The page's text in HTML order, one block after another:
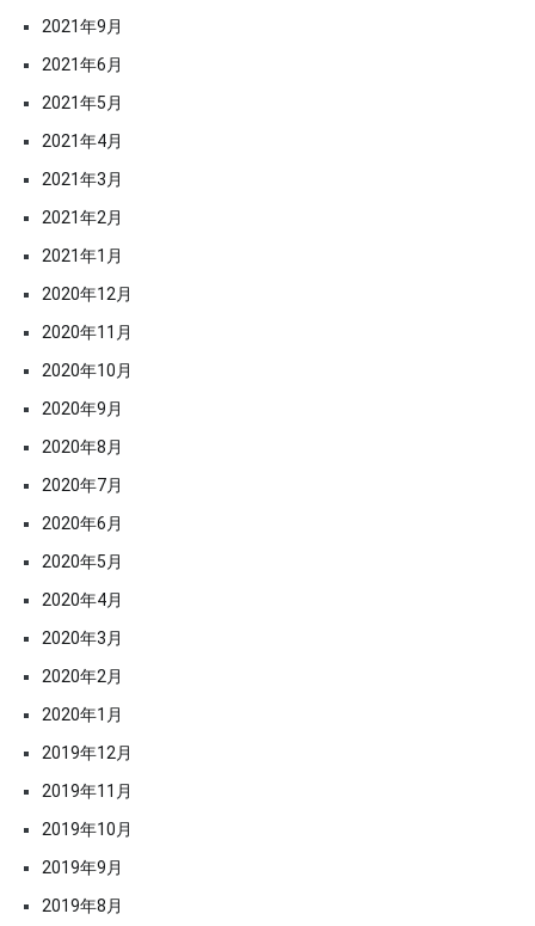
2021年9月
2021年6月
2021年5月
2021年4月
2021年3月
2021年2月
2021年1月
2020年12月
2020年11月
2020年10月
2020年9月
2020年8月
2020年7月
2020年6月
2020年5月
2020年4月
2020年3月
2020年2月
2020年1月
2019年12月
2019年11月
2019年10月
2019年9月
2019年8月